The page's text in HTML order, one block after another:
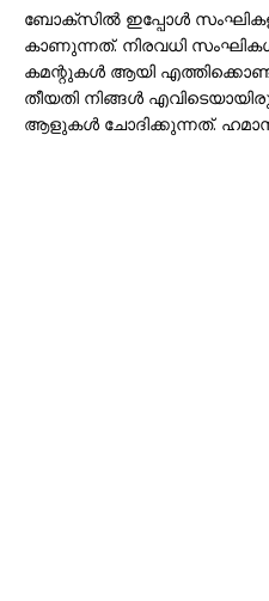
ബോക്സിൽ ഇപ്പോൾ
കാണുന്നത്. നിരവധി
കമന്റുകൾ ആയി
തീയതി നിങ്ങൾ
ആളുകൾ ചോദിക്കുന്നത്.